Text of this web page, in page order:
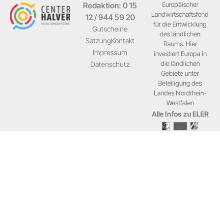
Redaktion: 0 15
12 / 944 59 20
Gutscheine
SatzungKontakt
Impressum
Datenschutz
Europäischer
Landwirtschaftsfond
für die Entwicklung
des ländlichen
Raums. Hier
investiert Europa in
die ländlichen
Gebiete unter
Beteiligung des
Landes Nordrhein-
Westfalen
Alle Infos zu ELER